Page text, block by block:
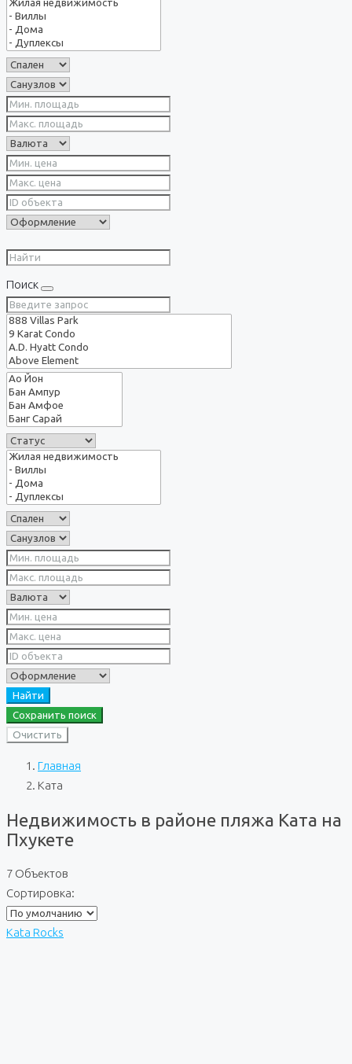
Поиск
Найти
Сохранить поиск
Очистить
Главная
Ката
Недвижимость в районе пляжа Ката на
Пхукете
7 Объектов
Сортировка:
Kata Rocks